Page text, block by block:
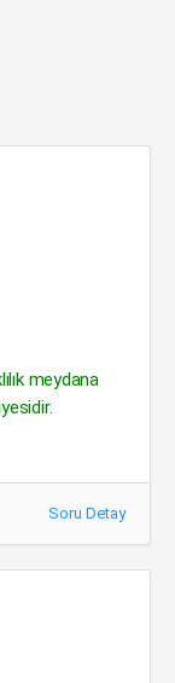
meydana
Soru Detay